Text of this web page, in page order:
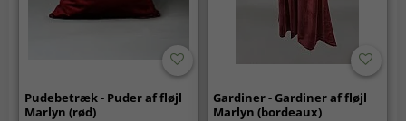
Pudebetræk - Puder af fløjl
Marlyn (rød)
Gardiner - Gardiner af fløjl
Marlyn (bordeaux)